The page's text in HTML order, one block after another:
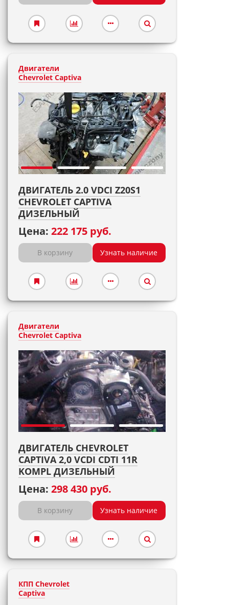
Двигатели
Chevrolet Captiva
ДВИГАТЕЛЬ 2.0 VDCI Z20S1
CHEVROLET CAPTIVA
ДИЗЕЛЬНЫЙ
Цена: 222 175 руб.
В корзину Узнать наличие
Двигатели
Chevrolet Captiva
ДВИГАТЕЛЬ CHEVROLET
CAPTIVA 2,0 VCDI CDTI 11R
KOMPL ДИЗЕЛЬНЫЙ
Цена: 298 430 руб.
В корзину Узнать наличие
КПП Chevrolet
Captiva